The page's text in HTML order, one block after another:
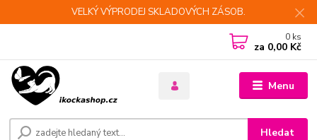
VELKÝ VÝPRODEJ SKLADOVÝCH ZÁSOB.
Menu
Hledat
0 ks
za 0,00 Kč